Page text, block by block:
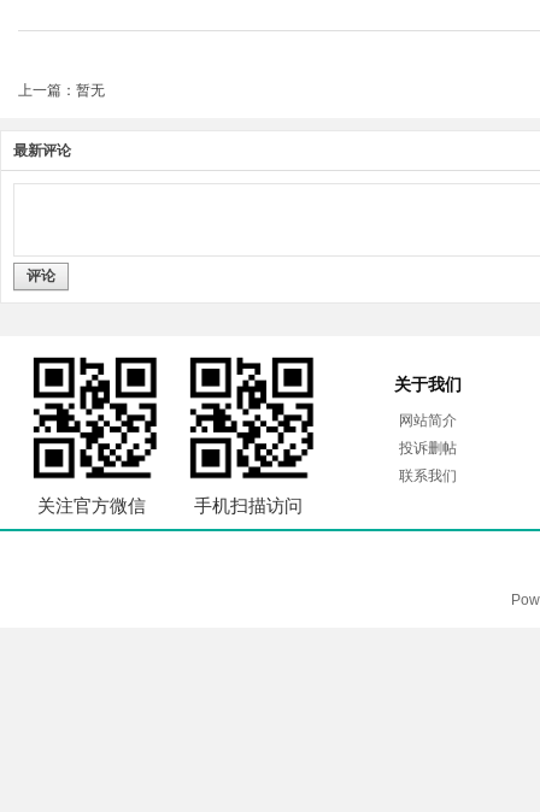
上一篇：暂无
最新评论
评论
关注官方微信 手机扫描访问
关于我们
网站简介
投诉删帖
联系我们